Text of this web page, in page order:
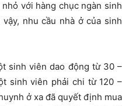
với hàng chục ngàn sinh
nhu cầu nhà ở của sinh
sinh viên dao động từ 30 –
sinh viên phải chi từ 120 –
ở xa đã quyết định mua